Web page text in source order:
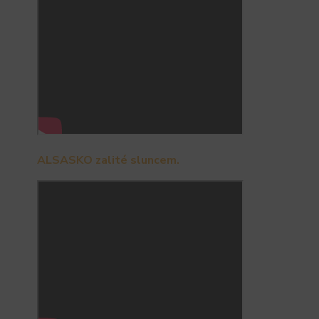
ALSASKO zalité sluncem.